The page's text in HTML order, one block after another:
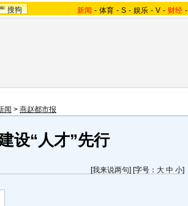
搜狗 新闻 - 体育 - S - 娱乐 - V - 财经 -
闻 > 燕赵都市报
设“人才”先行
[我来说两句] [字号： 大 中 小]